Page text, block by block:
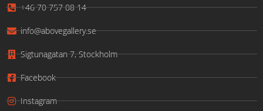
+46 70 757 08 14
info@abovegallery.se
Sigtunagatan 7, Stockholm
Facebook
Instagram